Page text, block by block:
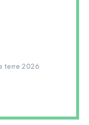
terre 2026